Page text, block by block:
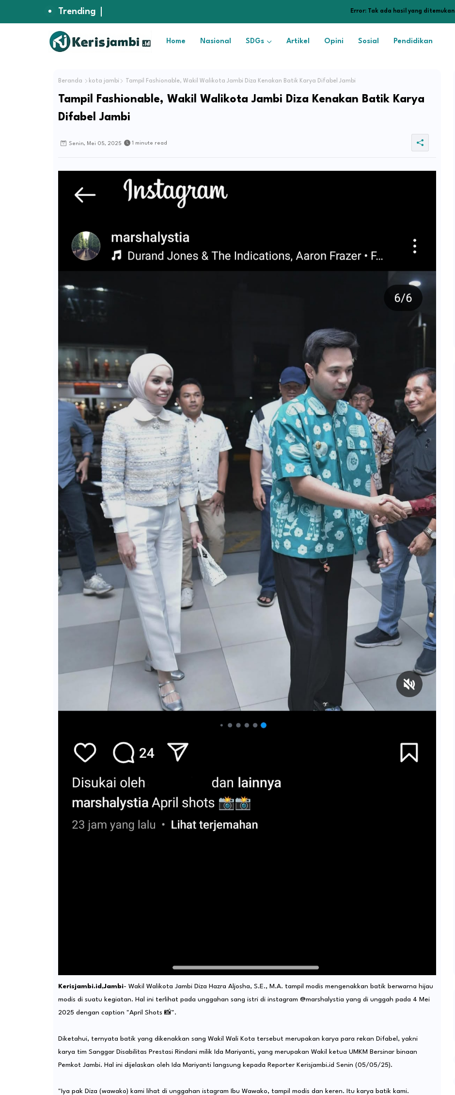
Trending Error: Tak ada hasil yang ditemukan
Home Nasional SDGs Artikel Opini Sosial Pendidikan
Beranda kota jambi Tampil Fashionable, Wakil Walikota Jambi Diza Kenakan Batik Karya Difabel Jambi
Tampil Fashionable, Wakil Walikota Jambi Diza Kenakan Batik Karya
Difabel Jambi
Senin, Mei 05, 2025 1 minute read
Kerisjambi.id,Jambi- Wakil Walikota Jambi Diza Hazra Aljosha, S.E., M.A. tampil modis mengenakkan batik berwarna hijau
modis di suatu kegiatan. Hal ini terlihat pada unggahan sang istri di instagram @marshalystia yang di unggah pada 4 Mei
2025 dengan caption "April Shots 📸".
Diketahui, ternyata batik yang dikenakkan sang Wakil Wali Kota tersebut merupakan karya para rekan Difabel, yakni
karya tim Sanggar Disabilitas Prestasi Rindani milik Ida Mariyanti, yang merupakan Wakil ketua UMKM Bersinar binaan
Pemkot Jambi. Hal ini dijelaskan oleh Ida Mariyanti langsung kepada Reporter Kerisjambi.id Senin (05/05/25).
"Iya pak Diza (wawako) kami lihat di unggahan istagram Ibu Wawako, tampil modis dan keren. Itu karya batik kami.